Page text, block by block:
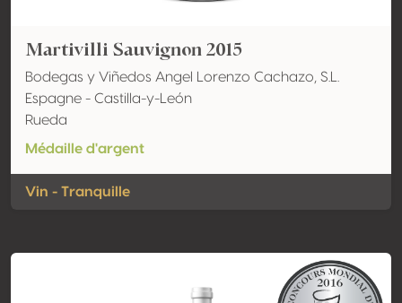
Martivilli Sauvignon 2015
Bodegas y Viñedos Angel Lorenzo Cachazo, S.L.
Espagne - Castilla-y-León
Rueda
Médaille d'argent
Vin - Tranquille